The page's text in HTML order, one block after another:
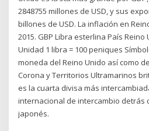
2848755 millones de USD, y sus
billones de USD. La inflación en
2015. GBP Libra esterlina País
Unidad 1 libra = 100 peniques
moneda del Reino Unido así como
Corona y Territorios Ultramarinos
es la cuarta divisa más
internacional de intercambio detrás
japonés.